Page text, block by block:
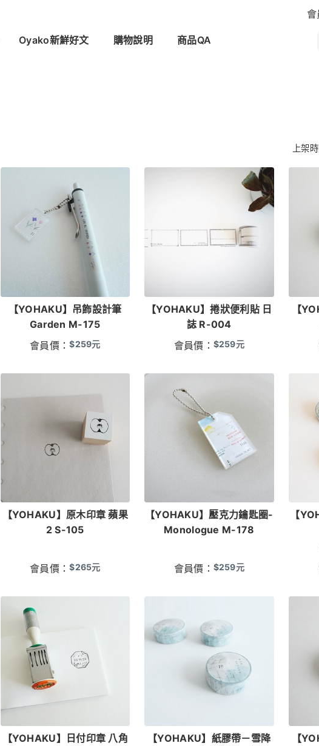
Oyako新鮮好文 購物說明 商品QA
會
上架
【YOHAKU】吊飾設計筆
Garden M-175
會員價：$259元
【YOHAKU】捲狀便利貼 日
誌 R-004
會員價： $259元
【
【YOHAKU】原木印章 蘋果
2 S-105
會員價：$265元
【YOHAKU】壓克力鑰匙圈-
Monologue M-178
會員價： $259元
【
【YOHAKU】日付印章 八角
【YOHAKU】紙膠帶－雪降
【